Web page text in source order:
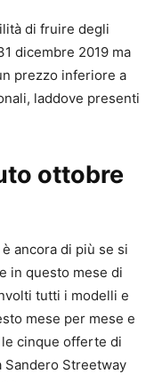
di fruire degli
dicembre 2019 ma
prezzo inferiore a
laddove presenti
ottobre
ancora di più se si
in questo mese di
tutti i modelli e
mese per mese e
cinque offerte di
Sandero Streetway